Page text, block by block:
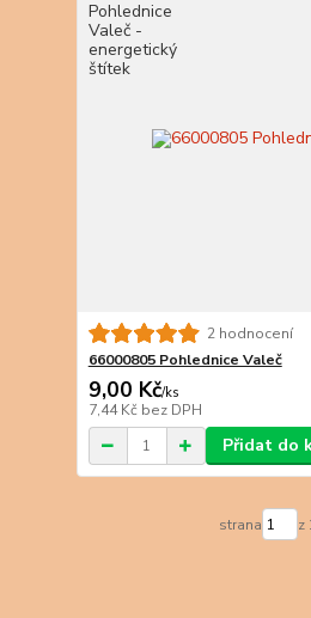
2 hodnocení
66000805 Pohlednice Valeč
9,00 Kč/ks
7,44 Kč bez DPH
Přidat do
strana z